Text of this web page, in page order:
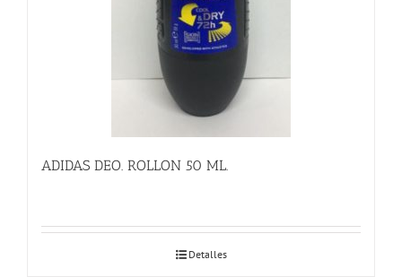
ADIDAS DEO. ROLLON 50 ML.
Detalles